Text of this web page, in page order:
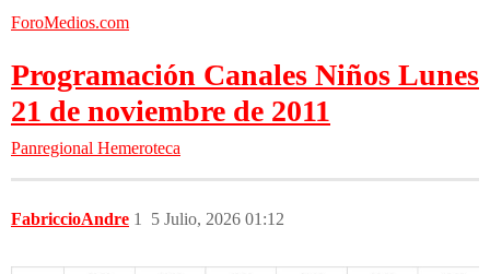
ForoMedios.com
Programación Canales Niños Lunes
21 de noviembre de 2011
Panregional Hemeroteca
FabriccioAndre 5 Julio, 2026 01:12
1